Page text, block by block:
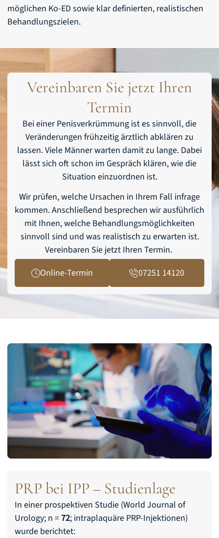
möglichen Ko-ED sowie klar definierten, realistischen
Behandlungszielen.
Vereinbaren Sie jetzt Ihren
Termin
Bei einer Penisverkrümmung ist es sinnvoll, die
Veränderungen frühzeitig ärztlich abklären zu
lassen. Viele Männer warten damit zu lange. Dabei
lässt sich oft schon im Gespräch klären, wie die
Situation einzuordnen ist.
Wir prüfen, welche Ursachen in Ihrem Fall infrage
kommen. Anschließend besprechen wir ausführlich
mit Ihnen, welche Behandlungsmöglichkeiten
sinnvoll sind und was realistisch zu erwarten ist.
Vereinbaren Sie jetzt Ihren Termin.
Online-Termin
07251 14120
PRP bei IPP – Studienlage
In einer prospektiven Studie (World Journal of
Urology; n =72; intraplaquäre PRP-Injektionen)
wurde berichtet: